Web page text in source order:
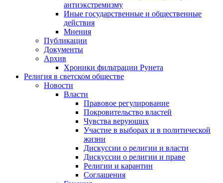
антиэкстремизму
Иные государственные и общественные
действия
Мнения
Публикации
Документы
Архив
Хроники фильтрации Рунета
Религия в светском обществе
Новости
Власти
Правовое регулирование
Покровительство властей
Чувства верующих
Участие в выборах и в политической
жизни
Дискуссии о религии и власти
Дискуссии о религии и праве
Религии и карантин
Соглашения